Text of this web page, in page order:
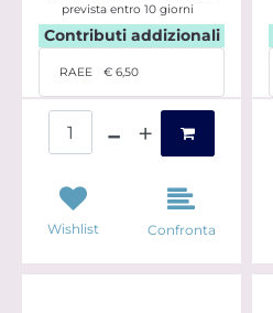
prevista entro 10 giorni
Contributi addizionali
RAEE € 6,50
Wishlist Confronta